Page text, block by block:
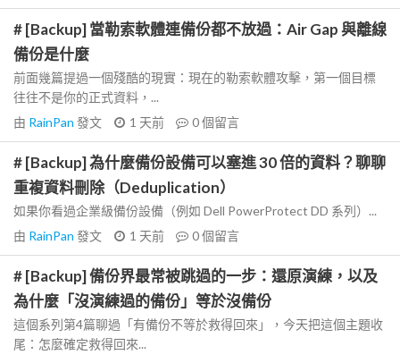
# [Backup] 當勒索軟體連備份都不放過：Air Gap 與離線
備份是什麼
前面幾篇提過一個殘酷的現實：現在的勒索軟體攻擊，第一個目標
往往不是你的正式資料，...
由 RainPan 發文 1 天前 0個留言
# [Backup] 為什麼備份設備可以塞進 30 倍的資料？聊聊
重複資料刪除（Deduplication）
如果你看過企業級備份設備（例如 Dell PowerProtect DD 系列）...
由 RainPan 發文 1 天前 0個留言
# [Backup] 備份界最常被跳過的一步：還原演練，以及
為什麼「沒演練過的備份」等於沒備份
這個系列第4篇聊過「有備份不等於救得回來」，今天把這個主題收
尾：怎麼確定救得回來...